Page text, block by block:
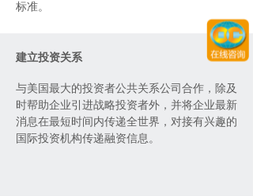
建立投资关系
与美国最大的投资者公共关系公司合作，除及
时帮助企业引进战略投资者外，并将企业最新
消息在最短时间内传递全世界，对接有兴趣的
国际投资机构传递融资信息。
标准。